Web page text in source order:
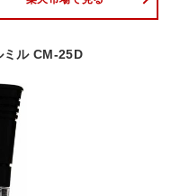
ミル CM-25D